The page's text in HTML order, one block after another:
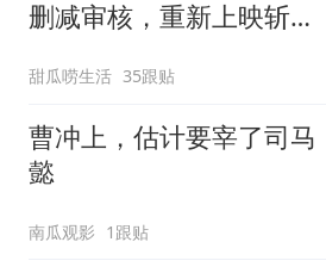
删减审核，重新上映斩获
甜瓜唠生活 35跟贴
曹冲上，估计要宰了司马
懿
南瓜观影 1跟贴